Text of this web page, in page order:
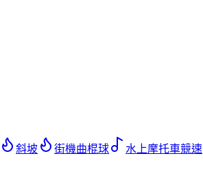
斜坡 街機曲棍球 水上摩托車競速